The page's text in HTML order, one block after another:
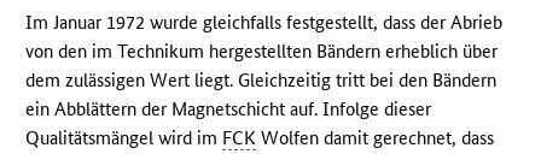
Im Januar 1972 wurde gleichfalls festgestellt, dass der Abrieb
von den im Technikum hergestellten Bändern erheblich über
dem zulässigen Wert liegt. Gleichzeitig tritt bei den Bändern
ein Abblättern der Magnetschicht auf. Infolge dieser
Qualitätsmängel wird im FCK Wolfen damit gerechnet, dass